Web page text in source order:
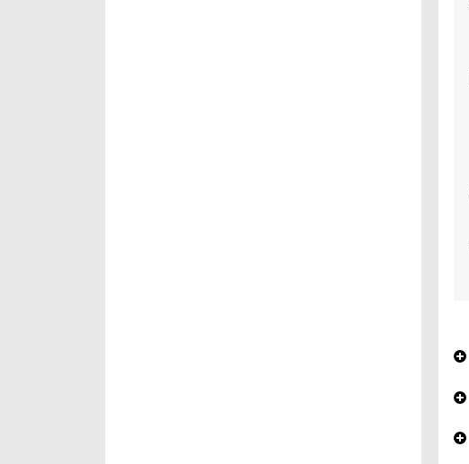
+
+
+